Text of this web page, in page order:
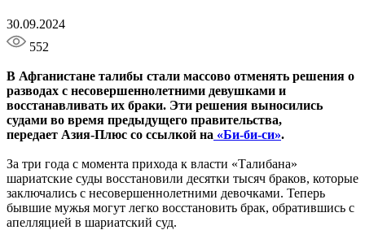
30.09.2024
552
В Афганистане талибы стали массово отменять решения о
разводах с несовершеннолетними девушками и
восстанавливать их браки. Эти решения выносились
судами во время предыдущего правительства,
передает Азия-Плюс со ссылкой на «Би-би-си».
За три года с момента прихода к власти «Талибана»
шариатские суды восстановили десятки тысяч браков, которые
заключались с несовершеннолетними девочками. Теперь
бывшие мужья могут легко восстановить брак, обратившись с
апелляцией в шариатский суд.